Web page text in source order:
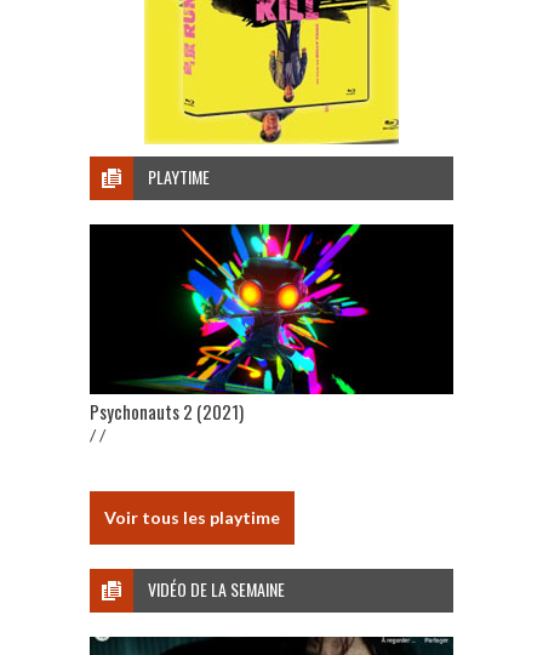
PLAYTIME
Psychonauts 2 (2021)
/ /
Voir tous les playtime
VIDÉO DE LA SEMAINE